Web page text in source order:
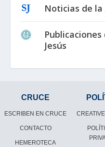
Noticias de la
Jesús
CRUCE
ESCRIBEN EN CRUCE
CONTACTO
HEMEROTECA